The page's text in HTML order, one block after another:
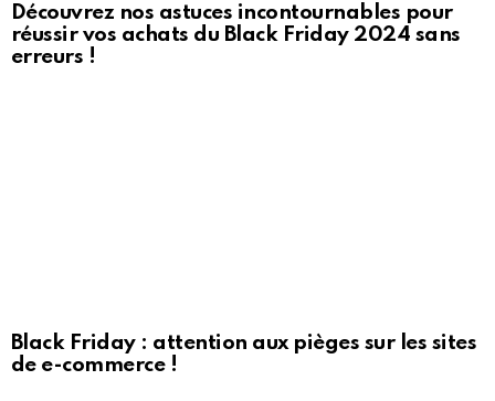
Découvrez nos astuces incontournables pour
réussir vos achats du Black Friday 2024 sans
erreurs !
Black Friday : attention aux pièges sur les sites
de e-commerce !